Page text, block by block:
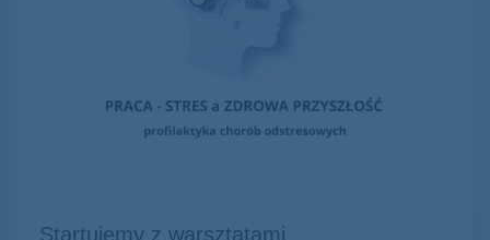
Startujemy z warsztatami